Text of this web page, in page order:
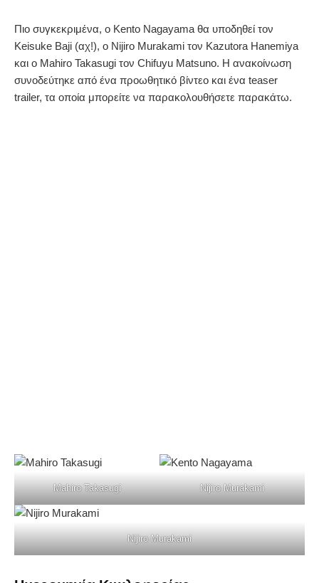
Πιο συγκεκριμένα, ο Kento Nagayama θα υποδηθεί τον
Keisuke Baji (αχ!), ο Nijiro Murakami τον Kazutora Hanemiya
και ο Mahiro Takasugi τον Chifuyu Matsuno. Η ανακοίνωση
συνοδεύτηκε από ένα προωθητικό βίντεο και ένα teaser
trailer, τα οποία μπορείτε να παρακολουθήσετε παρακάτω.
Mahiro Takasugi Nijiro Murakami
Nijiro Murakami